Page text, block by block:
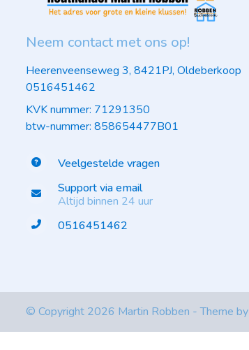
Neem contact met ons op!
Heerenveenseweg 3, 8421PJ, Oldeberkoop
0516451462
KVK nummer: 71291350
btw-nummer: 858654477B01
Veelgestelde vragen
Support via email
Altijd binnen 24 uur
0516451462
© Copyright 2026 Martin Robben - Theme by